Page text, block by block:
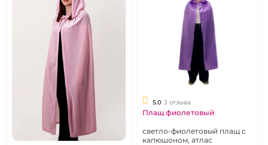
5.0 3 отзыва
Плащ фиолетовый
светло-фиолетовый плащ с
капюшоном, атлас